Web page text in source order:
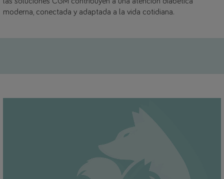
moderna, conectada y adaptada a la vida cotidiana.